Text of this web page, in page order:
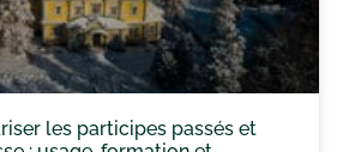
les participes passés et